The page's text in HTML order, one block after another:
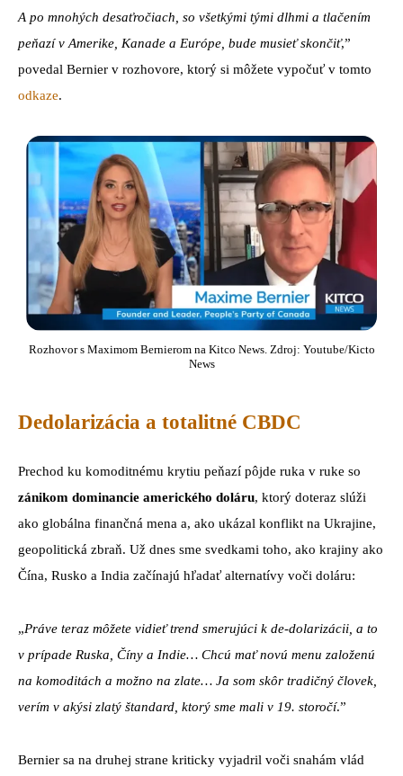
A po mnohých desaťročiach, so všetkými tými dlhmi a tlačením
peňazí v Amerike, Kanade a Európe, bude musieť skončiť,”
povedal Bernier v rozhovore, ktorý si môžete vypočuť v tomto
odkaze.
Rozhovor s Maximom Bernierom na Kitco News. Zdroj: Youtube/Kicto
News
Dedolarizácia a totalitné CBDC
Prechod ku komoditnému krytiu peňazí pôjde ruka v ruke so
zánikom dominancie amerického doláru, ktorý doteraz slúži
ako globálna finančná mena a, ako ukázal konflikt na Ukrajine,
geopolitická zbraň. Už dnes sme svedkami toho, ako krajiny ako
Čína, Rusko a India začínajú hľadať alternatívy voči doláru:
„Práve teraz môžete vidieť trend smerujúci k de-dolarizácii, a to
v prípade Ruska, Číny a Indie… Chcú mať novú menu založenú
na komoditách a možno na zlate… Ja som skôr tradičný človek,
verím v akýsi zlatý štandard, ktorý sme mali v 19. storočí.”
Bernier sa na druhej strane kriticky vyjadril voči snahám vlád